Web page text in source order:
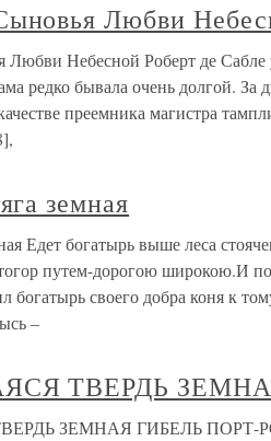
Любви
Небесной Роберт де Сабле
редко бывала очень долгой. За
преемника магистра
земная
Едет богатырь выше леса
путем-дорогою широкою.И
богатырь своего добра коня к
–
ТВЕРДЬ
ЗЕМНАЯ ГИБЕЛЬ ПОРТ-